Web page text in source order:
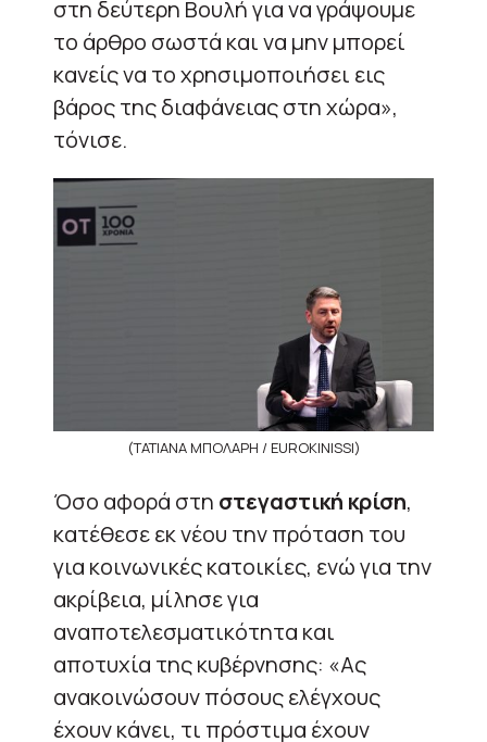
στη δεύτερη Βουλή για να γράψουμε
το άρθρο σωστά και να μην μπορεί
κανείς να το χρησιμοποιήσει εις
βάρος της διαφάνειας στη χώρα»,
τόνισε.
(ΤΑΤΙΑΝΑ ΜΠΟΛΑΡΗ / EUROKINISSI)
Όσο αφορά στη στεγαστική κρίση,
κατέθεσε εκ νέου την πρόταση του
για κοινωνικές κατοικίες, ενώ για την
ακρίβεια, μίλησε για
αναποτελεσματικότητα και
αποτυχία της κυβέρνησης: «Ας
ανακοινώσουν πόσους ελέγχους
έχουν κάνει, τι πρόστιμα έχουν